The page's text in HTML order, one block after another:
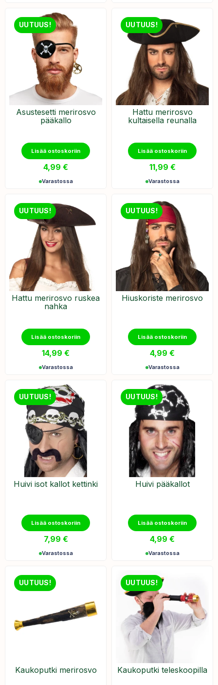
UUTUUS!
Asustesetti merirosvo
pääkallo
Lisää ostoskoriin
4,99 €
Varastossa
UUTUUS!
Hattu merirosvo
kultaisella reunalla
Lisää ostoskoriin
11,99 €
Varastossa
UUTUUS!
Hattu merirosvo ruskea
nahka
Lisää ostoskoriin
14,99 €
Varastossa
UUTUUS!
Hiuskoriste merirosvo
Lisää ostoskoriin
4,99 €
Varastossa
UUTUUS!
Huivi isot kallot kettinki
Lisää ostoskoriin
7,99 €
Varastossa
UUTUUS!
Huivi pääkallot
Lisää ostoskoriin
4,99 €
Varastossa
UUTUUS!
Kaukoputki merirosvo
UUTUUS!
Kaukoputki teleskoopilla